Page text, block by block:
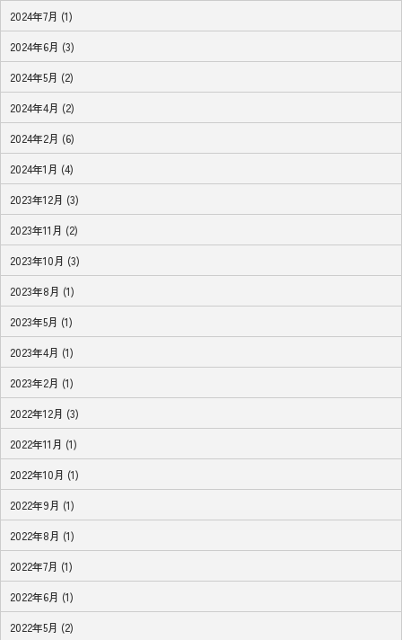
2024年7月 (1)
2024年6月 (3)
2024年5月 (2)
2024年4月 (2)
2024年2月 (6)
2024年1月 (4)
2023年12月 (3)
2023年11月 (2)
2023年10月 (3)
2023年8月 (1)
2023年5月 (1)
2023年4月 (1)
2023年2月 (1)
2022年12月 (3)
2022年11月 (1)
2022年10月 (1)
2022年9月 (1)
2022年8月 (1)
2022年7月 (1)
2022年6月 (1)
2022年5月 (2)